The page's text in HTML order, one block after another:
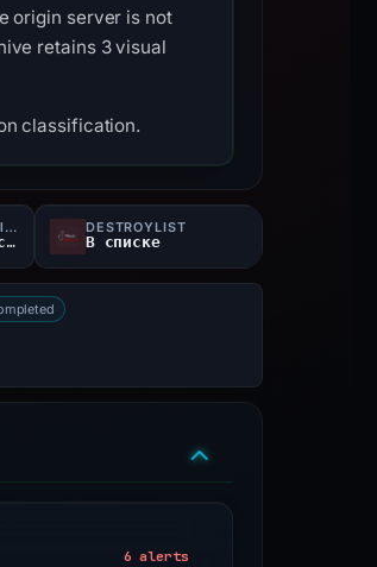
origin server is not
retains 3 visual
classification.
ЗАФИКСИРОВАННЫЙ СТАТУС
502Контент недоступен
DESTROYLIST
В списке
6 alerts